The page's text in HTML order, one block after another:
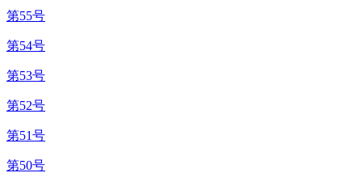
第55号
第54号
第53号
第52号
第51号
第50号